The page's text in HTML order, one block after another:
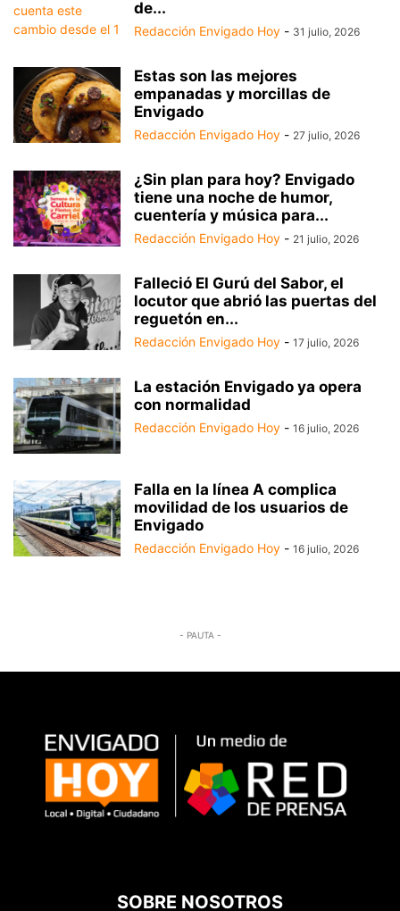
de...
Redacción Envigado Hoy - 31 julio, 2026
Estas son las mejores
empanadas y morcillas de
Envigado
Redacción Envigado Hoy - 27 julio, 2026
¿Sin plan para hoy? Envigado
tiene una noche de humor,
cuentería y música para...
Redacción Envigado Hoy - 21 julio, 2026
Falleció El Gurú del Sabor, el
locutor que abrió las puertas del
reguetón en...
Redacción Envigado Hoy - 17 julio, 2026
La estación Envigado ya opera
con normalidad
Redacción Envigado Hoy - 16 julio, 2026
Falla en la línea A complica
movilidad de los usuarios de
Envigado
Redacción Envigado Hoy - 16 julio, 2026
- PAUTA -
SOBRE NOSOTROS